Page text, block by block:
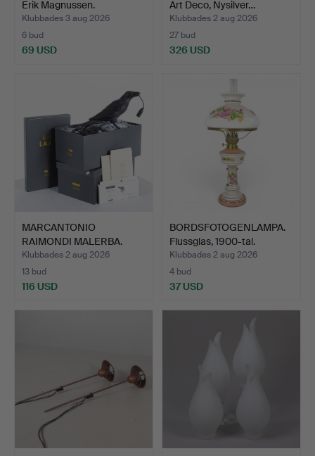
Erik Magnussen.
Klubbades 3 aug 2026
6 bud
69 USD
Art Deco, Nysilver…
Klubbades 2 aug 2026
27 bud
326 USD
MARCANTONIO
RAIMONDI MALERBA.
Belysning, e…
Klubbades 2 aug 2026
13 bud
116 USD
BORDSFOTOGENLAMPA.
Flussglas, 1900-tal.
Klubbades 2 aug 2026
4 bud
37 USD